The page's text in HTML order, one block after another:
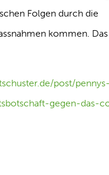
Folgen durch die
kommen.
post/pennys-
gegen-das-